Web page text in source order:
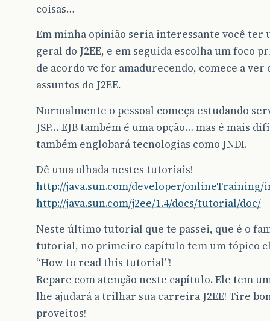
coisas…
Em minha opinião seria interessante você ter
geral do J2EE, e em seguida escolha um foco
de acordo vc for amadurecendo, comece a ver
assuntos do J2EE.
Normalmente o pessoal começa estudando
JSP… EJB também é uma opção… mas é mais
também englobará tecnologias como JNDI.
Dê uma olhada nestes tutoriais!
http://java.sun.com/developer/onlineTraining/
http://java.sun.com/j2ee/1.4/docs/tutorial/doc/
Neste último tutorial que te passei, que é o
tutorial, no primeiro capítulo tem um tópico
“How to read this tutorial”!
Repare com atenção neste capítulo. Ele tem
lhe ajudará a trilhar sua carreira J2EE! Tire
proveitos!